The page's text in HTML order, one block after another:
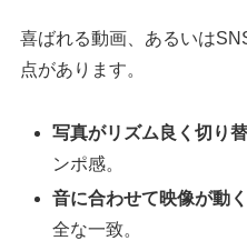
喜ばれる動画、あるいは
点があります。
写真がリズム良く切り
ンポ感。
音に合わせて映像が動く
全な一致。